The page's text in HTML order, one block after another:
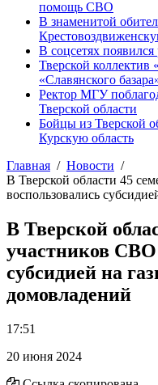
помощь СВО
В знаменитой
В соцсетях
Тверской коллектив
«Славянского
Ректор МГУ
Тверской области
Бойцы из Тверской
Курскую область
Главная
Новости
В Тверской области 45
воспользовались
В Тверской
участников СВО
субсидией на
домовладений
17:51
20 июня 2024